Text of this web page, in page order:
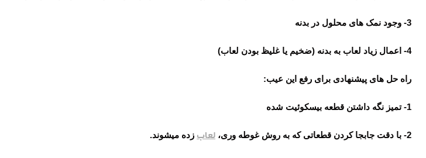
3- وجود نمک های محلول در بدنه
4- اعمال زیاد لعاب به بدنه (ضخیم یا غلیظ بودن لعاب)
راه حل های پیشنهادی برای رفع این عیب:
1- تمیز نگه داشتن قطعه بیسکوئیت شده
2- با دقت جابجا کردن قطعاتی که به روش غوطه وری، لعاب زده میشوند.